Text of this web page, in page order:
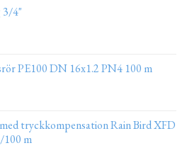
3/4"
PE100 DN 16x1.2 PN4 100 m
tryckkompensation Rain Bird XFD
m